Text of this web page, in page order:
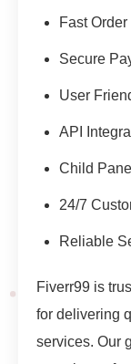
Fast
Secure
User
API
Child
24/7
Reliable
Fiverr99 is
for delivering
services. Our